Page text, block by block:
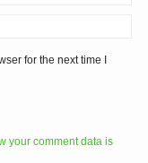
for the next time I
your comment data is